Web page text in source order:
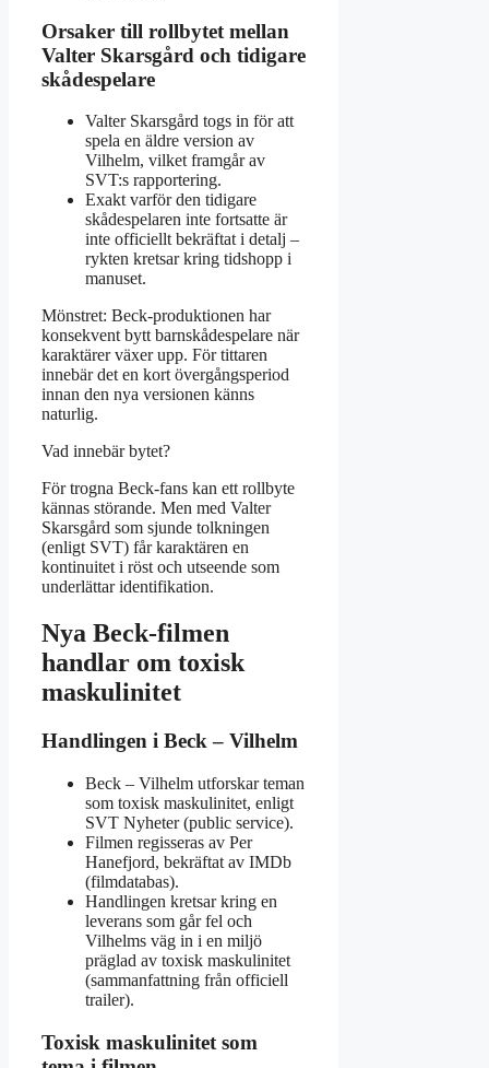
Orsaker till rollbytet mellan
Valter Skarsgård och tidigare
skådespelare
Valter Skarsgård togs in för att
spela en äldre version av
Vilhelm, vilket framgår av
SVT:s rapportering.
Exakt varför den tidigare
skådespelaren inte fortsatte är
inte officiellt bekräftat i detalj –
rykten kretsar kring tidshopp i
manuset.
Mönstret: Beck-produktionen har
konsekvent bytt barnskådespelare när
karaktärer växer upp. För tittaren
innebär det en kort övergångsperiod
innan den nya versionen känns
naturlig.
Vad innebär bytet?
För trogna Beck-fans kan ett rollbyte
kännas störande. Men med Valter
Skarsgård som sjunde tolkningen
(enligt SVT) får karaktären en
kontinuitet i röst och utseende som
underlättar identifikation.
Nya Beck-filmen
handlar om toxisk
maskulinitet
Handlingen i Beck – Vilhelm
Beck – Vilhelm utforskar teman
som toxisk maskulinitet, enligt
SVT Nyheter (public service).
Filmen regisseras av Per
Hanefjord, bekräftat av IMDb
(filmdatabas).
Handlingen kretsar kring en
leverans som går fel och
Vilhelms väg in i en miljö
präglad av toxisk maskulinitet
(sammanfattning från officiell
trailer).
Toxisk maskulinitet som